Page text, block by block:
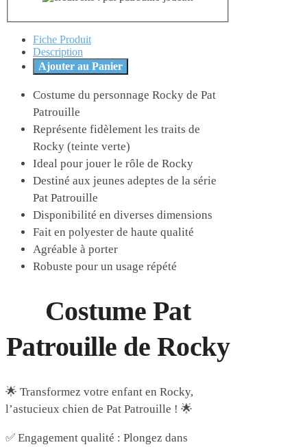
Fiche Produit
Description
Ajouter au Panier
Costume du personnage Rocky de Pat
Patrouille
Représente fidèlement les traits de
Rocky (teinte verte)
Ideal pour jouer le rôle de Rocky
Destiné aux jeunes adeptes de la série
Pat Patrouille
Disponibilité en diverses dimensions
Fait en polyester de haute qualité
Agréable à porter
Robuste pour un usage répété
Costume Pat
Patrouille de Rocky
🌟 Transformez votre enfant en Rocky,
l’astucieux chien de Pat Patrouille ! 🌟
✅ Engagement qualité : Plongez dans